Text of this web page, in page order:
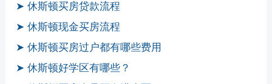
➤ 休斯顿买房贷款流程
➤ 休斯顿现金买房流程
➤ 休斯顿买房过户都有哪些费用
➤ 休斯顿好学区有哪些？